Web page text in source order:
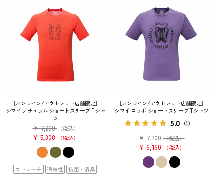
［オンライン/アウトレット店舗限定］
シマイ ナチュラル ショートスリーブ Tシャ
ツ
¥ 7,260 （税込）
¥ 5,808 税込
ストレッチ 通気性 抗菌・消臭
［オンライン/アウトレット店舗限定］
シマイ コラボ ショートスリーブ Tシャツ
5.0 （1）
¥ 7,700 （税込）
¥ 6,160 税込